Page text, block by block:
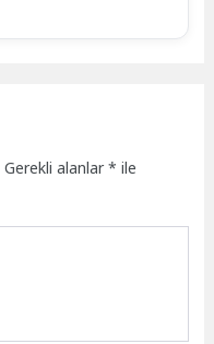
Gerekli alanlar* ile